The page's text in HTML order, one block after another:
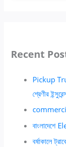
Recent
Pickup
শ্রেণীর
বাংলাদেশে
বর্ষাকালে